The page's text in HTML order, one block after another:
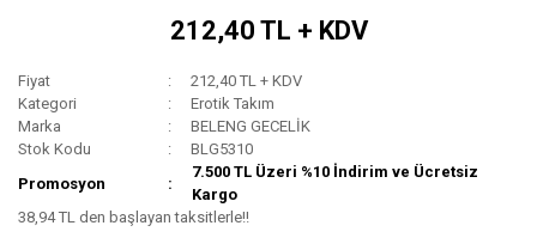
212,40 TL + KDV
Fiyat
212,40 TL + KDV
Kategori
Erotik Takım
Marka
BELENG GECELİK
Stok Kodu
BLG5310
Promosyon
7.500 TL Üzeri %10 İndirim ve Ücretsiz
Kargo
38,94 TL den başlayan taksitlerle!!